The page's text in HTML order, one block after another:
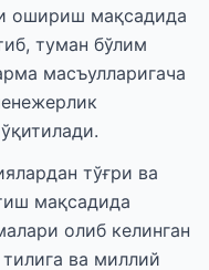
ошириш мақсадида
туман бўлим
масъулларигача
тўғри ва
мақсадида
олиб келинган
ва миллий